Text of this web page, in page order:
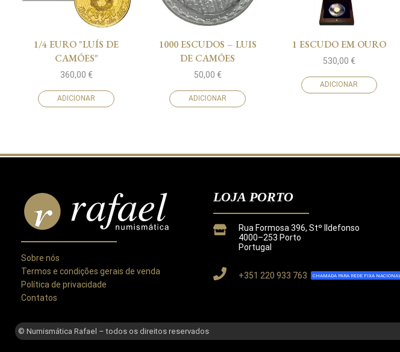
1/4 EURO "LUÍS DE
CAMÕES"
360,00 €
ADICIONAR
1000 ESCUDOS – LUIS
DE CAMÕES
50,00 €
ADICIONAR
1 ESCUDO EM OURO
530,00 €
ADICIONAR
Este site utiliza cookies para melhorar a sua experiência.
Sobre nós
Termos e condições gerais de venda
Política de privacidade
Contatos
LOJA PORTO
Rua Formosa 396, Stº Ildefonso
4000–253 Porto
Portugal
+351 220 933 763 CHAMADA PARA REDE FIXA NACIONAL
© Numismática Rafael – todos os direitos reservados